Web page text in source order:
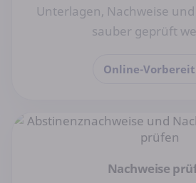
Unterlagen, Nachweise
sauber geprüft
Online-
Nachweise